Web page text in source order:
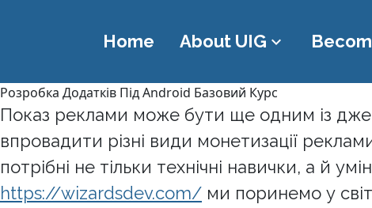
Home About UIG keyboard_arrow_down
Розробка Додатків Під Android Базовий Курс
Показ реклами може бути ще одним із
впровадити різні види монетизації
потрібні не тільки технічні навички, а й
https://wizardsdev.com/ ми поринемо у